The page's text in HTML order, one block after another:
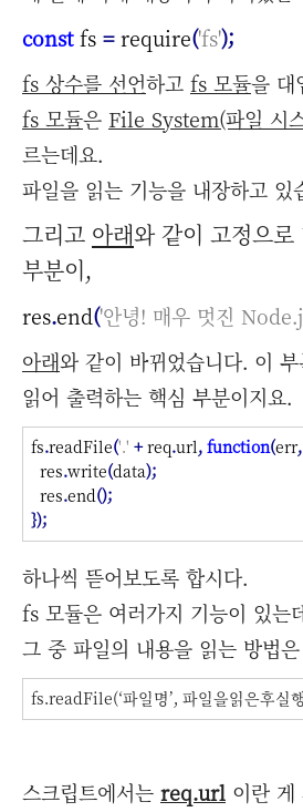
constfs =require('fs');
fs 상수를 선언하고 fs 모듈을 대
fs 모듈은 File System(파일 시
르는데요.
파일을 읽는 기능을 내장하고 있
그리고 아래와 같이 고정으로
부분이,
res.end('안녕! 매우 멋진
아래와 같이 바뀌었습니다. 이
읽어 출력하는 핵심 부분이지요.
fs.readFile('.' +req.url, function(err,
res.write(data);
res.end();
});
하나씩 뜯어보도록 합시다.
fs 모듈은 여러가지 기능이 있는
그 중 파일의 내용을 읽는 방법
fs.readFile(‘파일명’, 파일을읽은후실
스크립트에서는 req.url 이란